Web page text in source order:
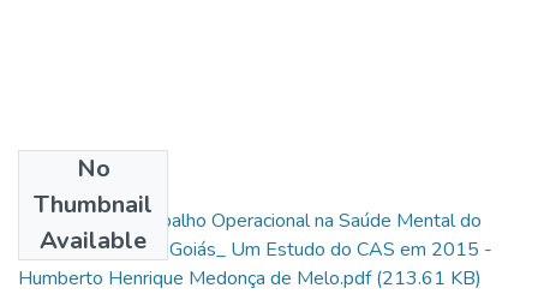
No
Thumbnail
Available
O Impacto do Trabalho Operacional na Saúde Mental do
Policial Militar em Goiás_ Um Estudo do CAS em 2015 -
Humberto Henrique Medonça de Melo.pdf(213.61 KB)